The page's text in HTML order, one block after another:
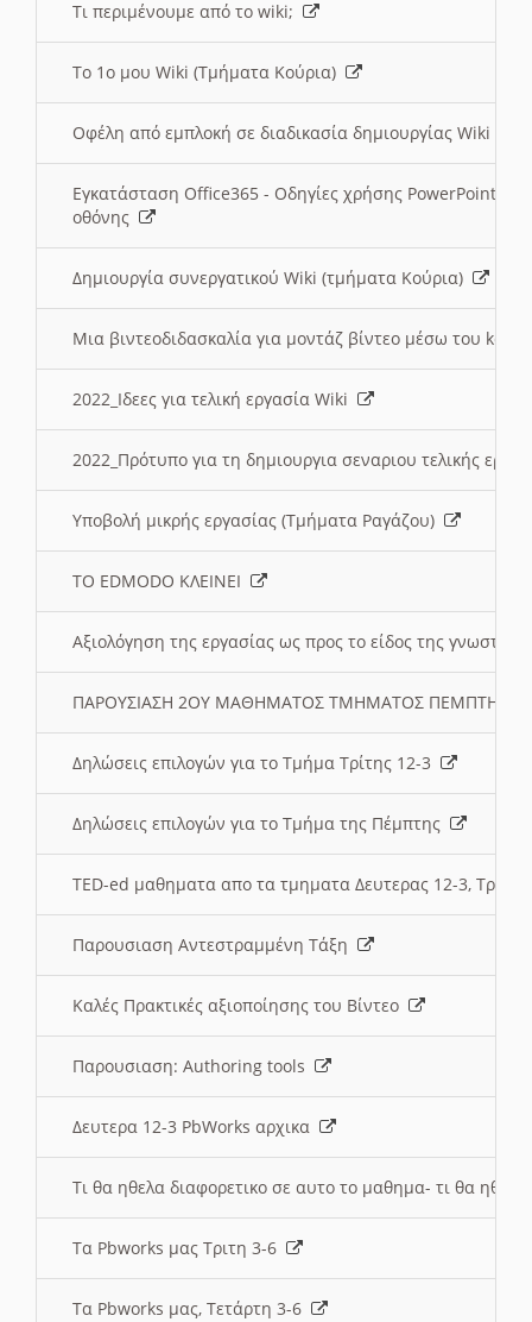
Τι περιμένουμε από το wiki;
Το 1ο μου Wiki (Τμήματα Κούρια)
Οφέλη από εμπλοκή σε διαδικασία δημιουργίας Wiki
Εγκατάσταση Office365 - Οδηγίες χρήσης PowerPoint
οθόνης
Δημιουργία συνεργατικού Wiki (τμήματα Κούρια)
Μια βιντεοδιδασκαλία για μοντάζ βίντεο μέσω του
2022_Ιδεες για τελική εργασία Wiki
2022_Πρότυπο για τη δημιουργια σεναριου τελικής
Υποβολή μικρής εργασίας (Τμήματα Ραγάζου)
ΤΟ EDMODO ΚΛΕΙΝΕΙ
Αξιολόγηση της εργασίας ως προς το είδος της
ΠΑΡΟΥΣΙΑΣΗ 2ΟΥ ΜΑΘΗΜΑΤΟΣ ΤΜΗΜΑΤΟΣ
Δηλώσεις επιλογών για το Τμήμα Τρίτης 12-3
Δηλώσεις επιλογών για το Τμήμα της Πέμπτης
TED-ed μαθηματα απο τα τμηματα Δευτερας 12-3,
Παρουσιαση Αντεστραμμένη Τάξη
Καλές Πρακτικές αξιοποίησης του Βίντεο
Παρουσιαση: Authoring tools
Δευτερα 12-3 PbWorks αρχικα
Τι θα ηθελα διαφορετικο σε αυτο το μαθημα- τι θα
Τα Pbworks μας Τριτη 3-6
Τα Pbworks μας, Τετάρτη 3-6